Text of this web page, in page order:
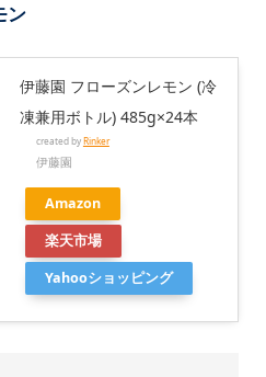
ン
伊藤園 フローズンレモン (冷
凍兼用ボトル) 485g×24本
created byRinker
伊藤園
Amazon
楽天市場
Yahooショッピング